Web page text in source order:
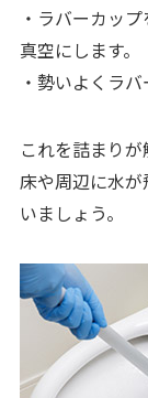
・ラバーカッ
真空にします。
・勢いよくラバ
これを詰まりが
床や周辺に水
いましょう。